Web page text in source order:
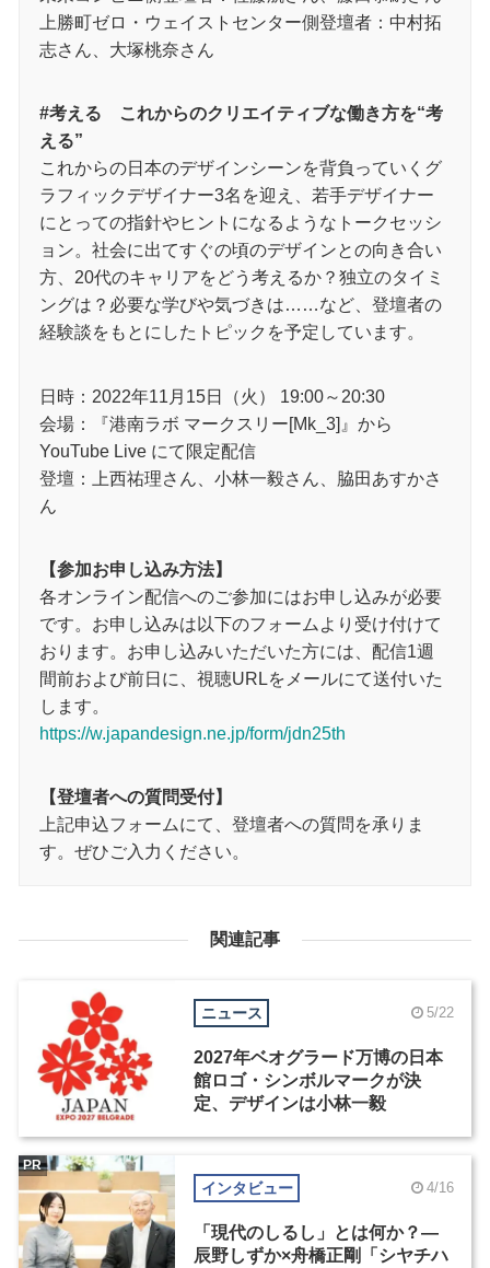
上勝町ゼロ・ウェイストセンター側登壇者：中村拓
志さん、大塚桃奈さん
#考える これからのクリエイティブな働き方を“考
える”
これからの日本のデザインシーンを背負っていくグ
ラフィックデザイナー3名を迎え、若手デザイナー
にとっての指針やヒントになるようなトークセッシ
ョン。社会に出てすぐの頃のデザインとの向き合い
方、20代のキャリアをどう考えるか？独立のタイミ
ングは？必要な学びや気づきは……など、登壇者の
経験談をもとにしたトピックを予定しています。
日時：2022年11月15日（火） 19:00～20:30
会場：『港南ラボ マークスリー[Mk_3]』から
YouTube Live にて限定配信
登壇：上西祐理さん、小林一毅さん、脇田あすかさ
ん
【参加お申し込み方法】
各オンライン配信へのご参加にはお申し込みが必要
です。お申し込みは以下のフォームより受け付けて
おります。お申し込みいただいた方には、配信1週
間前および前日に、視聴URLをメールにて送付いた
します。
https://w.japandesign.ne.jp/form/jdn25th
【登壇者への質問受付】
上記申込フォームにて、登壇者への質問を承りま
す。ぜひご入力ください。
関連記事
ニュース 5/22
2027年ベオグラード万博の日本
館ロゴ・シンボルマークが決
定、デザインは小林一毅
インタビュー 4/16
「現代のしるし」とは何か？―
辰野しずか×舟橋正剛「シヤチハ
PR